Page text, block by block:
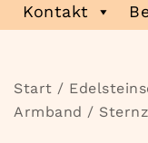
Kontakt
Start /
Armband /